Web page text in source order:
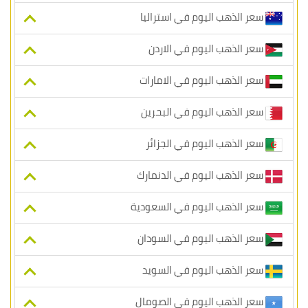
سعر الذهب اليوم في استراليا
سعر الذهب اليوم في الاردن
سعر الذهب اليوم في الامارات
سعر الذهب اليوم في البحرين
سعر الذهب اليوم في الجزائر
سعر الذهب اليوم في الدنمارك
سعر الذهب اليوم في السعودية
سعر الذهب اليوم في السودان
سعر الذهب اليوم في السويد
سعر الذهب اليوم في الصومال